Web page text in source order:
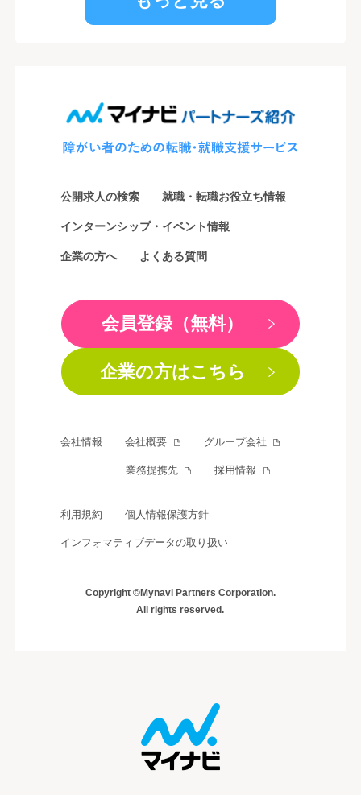
公開求人の検索 就職・転職お役立ち情報
インターンシップ・イベント情報
企業の方へ よくある質問
会員登録（無料）
企業の方はこちら
会社情報 会社概要 グループ会社
業務提携先 採用情報
利用規約 個人情報保護方針
インフォマティブデータの取り扱い
Copyright ©Mynavi Partners Corporation.
All rights reserved.